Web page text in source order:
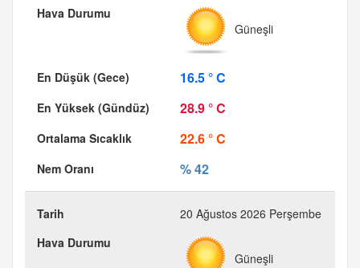
Güneşli
16.5 ° C
28.9 ° C
22.6 ° C
% 42
20 Ağustos 2026 Perşembe
Güneşli